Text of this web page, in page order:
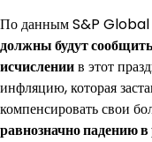
По данным S&P
должны будут
исчислениив этот
инфляцию, которая
компенсировать свои
равнозначно падению